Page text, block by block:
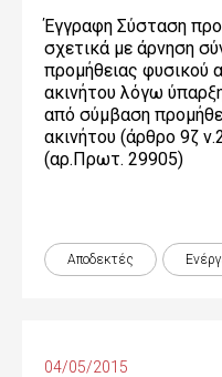
Έγγραφη Σύσταση
σχετικά με άρνηση
προμήθειας φυσικού
ακινήτου λόγω
από σύμβαση
ακινήτου (άρθρο 9ζ
(αρ.Πρωτ. 29905)
Αποδεκτές
04/05/2015